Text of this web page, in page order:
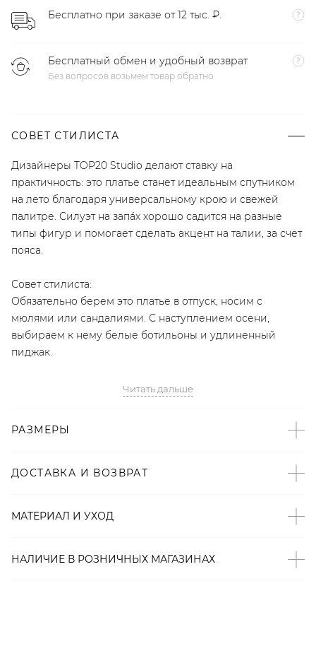
Бесплатно при заказе от 12 тыс. ₽.
Бесплатный обмен и удобный возврат
Без вопросов возьмем товар обратно
СОВЕТ СТИЛИСТА
Дизайнеры TOP20 Studio делают ставку на
практичность: это платье станет идеальным спутником
на лето благодаря универсальному крою и свежей
палитре. Силуэт на запáх хорошо садится на разные
типы фигур и помогает сделать акцент на талии, за счет
пояса.
Совет стилиста:
Обязательно берем это платье в отпуск, носим с
мюлями или сандалиями. С наступлением осени,
выбираем к нему белые ботильоны и удлиненный
пиджак.
- Эксклюзивный бренд LYYKTEAM;
- Декор воланом подчеркивает романтический стиль
На Тане размер XS/S, параметры 84/63/89, рост 170 см.
Читать дальше
РАЗМЕРЫ
ДОСТАВКА И ВОЗВРАТ
МАТЕРИАЛ И УХОД
НАЛИЧИЕ В РОЗНИЧНЫХ МАГАЗИНАХ